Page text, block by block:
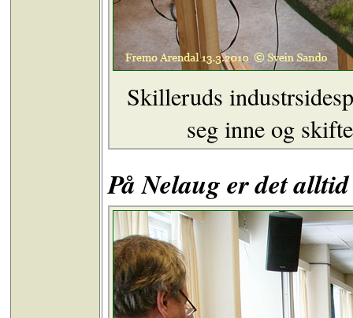
Skilleruds
seg inne og
På Nelaug er det